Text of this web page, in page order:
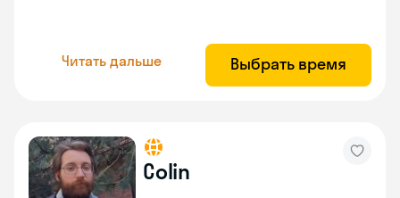
Читать дальше Выбрать время
Colin